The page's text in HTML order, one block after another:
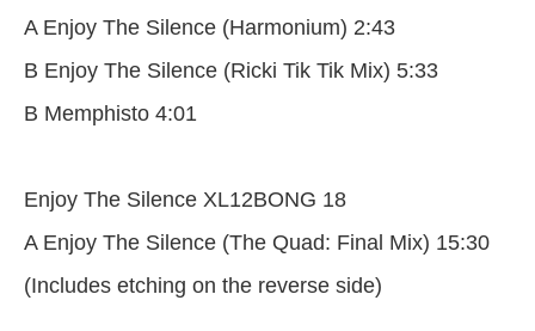
A Enjoy The Silence (Harmonium) 2:43
B Enjoy The Silence (Ricki Tik Tik Mix) 5:33
B Memphisto 4:01
Enjoy The Silence XL12BONG 18
A Enjoy The Silence (The Quad: Final Mix) 15:30
(Includes etching on the reverse side)